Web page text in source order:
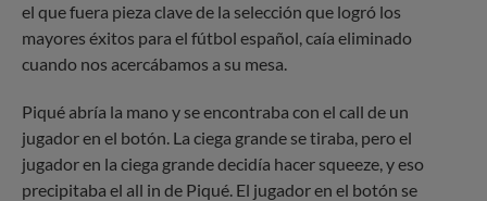
el que fuera pieza clave de la selección que logró los
mayores éxitos para el fútbol español, caía eliminado
cuando nos acercábamos a su mesa.
Piqué abría la mano y se encontraba con el call de un
jugador en el botón. La ciega grande se tiraba, pero el
jugador en la ciega grande decidía hacer squeeze, y eso
precipitaba el all in de Piqué. El jugador en el botón se